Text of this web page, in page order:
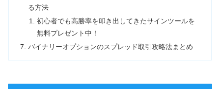
る方法
初心者でも高勝率を叩き出してきたサインツールを
無料プレゼント中！
バイナリーオプションのスプレッド取引攻略法まとめ